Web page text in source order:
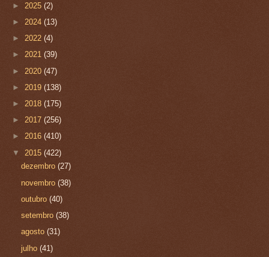
► 2025 (2)
► 2024 (13)
► 2022 (4)
► 2021 (39)
► 2020 (47)
► 2019 (138)
► 2018 (175)
► 2017 (256)
► 2016 (410)
▼ 2015 (422)
dezembro(27)
novembro(38)
outubro(40)
setembro(38)
agosto(31)
julho(41)